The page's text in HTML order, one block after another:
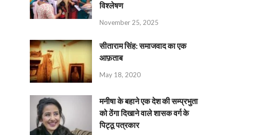
विश्लेषण
November 25, 2025
सीताराम सिंह: समाजवाद का एक
आफ़ताब
May 18, 2020
मनीषा के बहाने एक देश की सम्प्रभुता
को ठेंगा दिखाने वाले शासक वर्ग के
पिट्ठू पत्रकार